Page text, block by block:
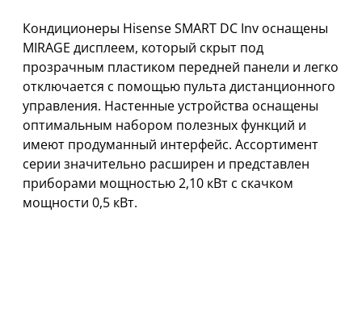
Кондиционеры Hisense SMART DC Inv оснащены
MIRAGE дисплеем, который скрыт под
прозрачным пластиком передней панели и легко
отключается с помощью пульта дистанционного
управления. Настенные устройства оснащены
оптимальным набором полезных функций и
имеют продуманный интерфейс. Ассортимент
серии значительно расширен и представлен
приборами мощностью 2,10 кВт с скачком
мощности 0,5 кВт.